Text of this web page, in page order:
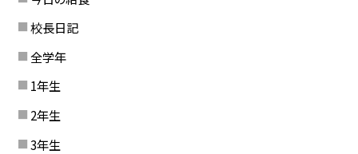
校長日記
全学年
1年生
2年生
3年生